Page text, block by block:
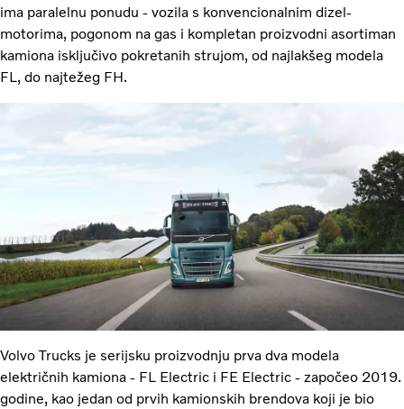
ima paralelnu ponudu - vozila s konvencionalnim dizel-
motorima, pogonom na gas i kompletan proizvodni asortiman
kamiona isključivo pokretanih strujom, od najlakšeg modela
FL, do najtežeg FH.
Volvo Trucks je serijsku proizvodnju prva dva modela
električnih kamiona - FL Electric i FE Electric - započeo 2019.
godine, kao jedan od prvih kamionskih brendova koji je bio